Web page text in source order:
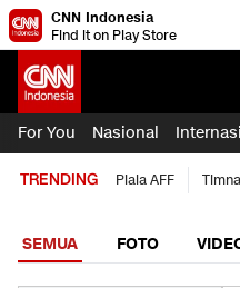
CNN Indonesia
Find it on Play Store
For You Nasional
TRENDING Piala AFF
SEMUA FOTO